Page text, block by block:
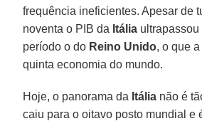
frequência ineficientes. Apesar de
noventa o PIB da Itália
período o do Reino Unido, o que
quinta economia do mundo.
Hoje, o panorama da Itália não é
caiu para o oitavo posto mundial e